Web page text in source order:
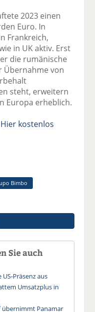
2023 einen
Euro. In
Frankreich,
in UK aktiv. Erst
die rumänische
Übernahme von
steht, erweitern
Europa erheblich.
Hier kostenlos
Bimbo
Sie auch
Präsenz aus
Umsatzplus in
Panamar